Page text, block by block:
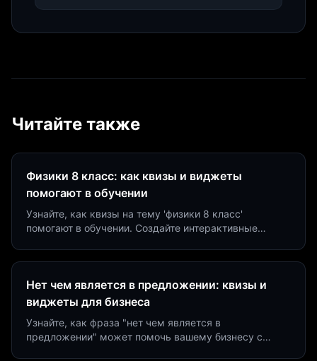
Читайте также
Физики 8 класс: как квизы и виджеты
помогают в обучении
Узнайте, как квизы на тему 'физики 8 класс'
помогают в обучении. Создайте интерактивные
Нет чем является в предложении: квизы и
виджеты для бизнеса
Узнайте, как фраза "нет чем является в
предложении" может помочь вашему бизнесу с